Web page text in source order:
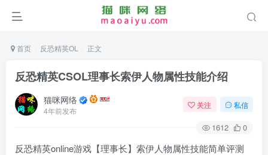
首页 反恐精英OL 正文
反恐精英CSOL理事长索伊人物属性技能介绍
猫咪网络
4年前发布
关注 私信
1612 0
反恐精英online游戏【理事长】索伊人物属性技能简单评测